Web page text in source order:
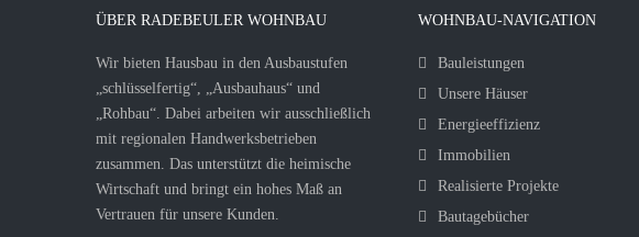
ÜBER RADEBEULER WOHNBAU
Wir bieten Hausbau in den Ausbaustufen
„schlüsselfertig“, „Ausbauhaus“ und
„Rohbau“. Dabei arbeiten wir ausschließlich
mit regionalen Handwerksbetrieben
zusammen. Das unterstützt die heimische
Wirtschaft und bringt ein hohes Maß an
Vertrauen für unsere Kunden.
WOHNBAU-NAVIGATION
Bauleistungen
Unsere Häuser
Energieeffizienz
Immobilien
Realisierte Projekte
Bautagebücher